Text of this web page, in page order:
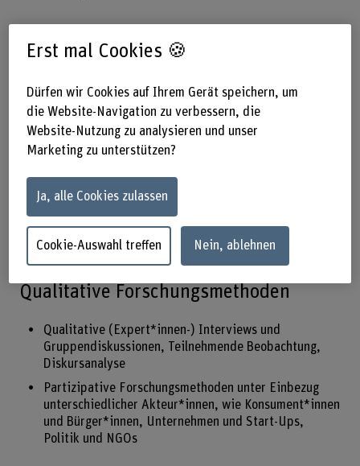
Quantitative Bewertungsmethoden
Ökobilanzen auf Produkt- und Prozessebene
Stoffflussanalysen von Material- und Energieströmen
in der Lebensmittelindustrie
Umweltfussabdrucks
Referenzieren von Ökobilanzergebnissen im
Ökosystembelastungsgrenzen
Qualitative Forschungsmethoden
Qualitative (Expert*innen-) Interviews und
Gruppendiskussionen, Teilnehmende Beobachtung,
Diskursanalyse
Partizipative Forschungsmethoden unter Einbezug
unterschiedlicher Akteur*innen, wie Konsument*innen
und Bürger*innen, Unternehmen und Start-Ups,
Politik und NGOs
Erst mal Cookies 🍪
Dürfen wir Cookies auf Ihrem Gerät speichern, um
die Website-Navigation zu verbessern, die
Website-Nutzung zu analysieren und unser
Marketing zu unterstützen?
Ja, alle Cookies zulassen
Cookie-Auswahl treffen Nein, ablehnen